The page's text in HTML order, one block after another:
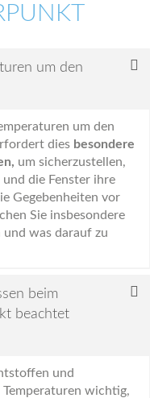
um den
um den
dies besondere
um sicherzustellen,
die Fenster ihre
Gegebenheiten vor
Sie insbesondere
was darauf zu
beim
beachtet
und
wichtig,